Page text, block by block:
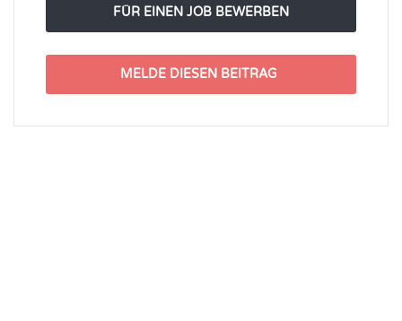
FÜR EINEN JOB BEWERBEN
MELDE DIESEN BEITRAG